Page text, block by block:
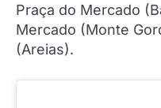
Praça do Mercado
Mercado (Monte
(Areias).